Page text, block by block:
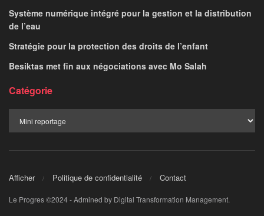
Système numérique intégré pour la gestion et la distribution
de l’eau
Stratégie pour la protection des droits de l’enfant
Besiktas met fin aux négociations avec Mo Salah
Catégorie
Afficher Politique de confidentialité Contact
Le Progres ©2024 - Admined by Digital Transformation Management.